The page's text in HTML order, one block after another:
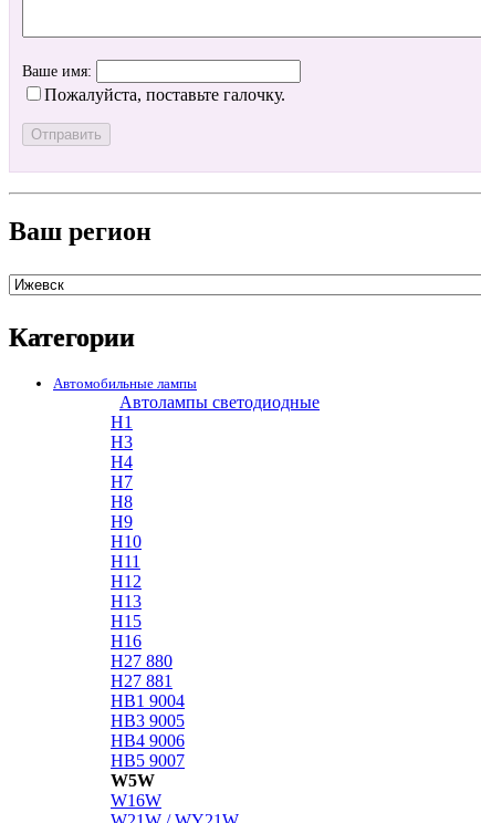
Ваше имя:
Пожалуйста, поставьте галочку.
Ваш регион
Категории
Автомобильные лампы
Автолампы светодиодные
H1
H3
H4
H7
H8
H9
H10
H11
H12
H13
H15
H16
H27 880
H27 881
HB1 9004
HB3 9005
HB4 9006
HB5 9007
W5W
W16W